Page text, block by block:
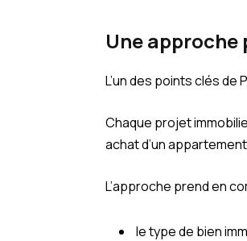
Une
L’un des points clés
Chaque projet
achat d’un
L’approche prend en
le type de bien